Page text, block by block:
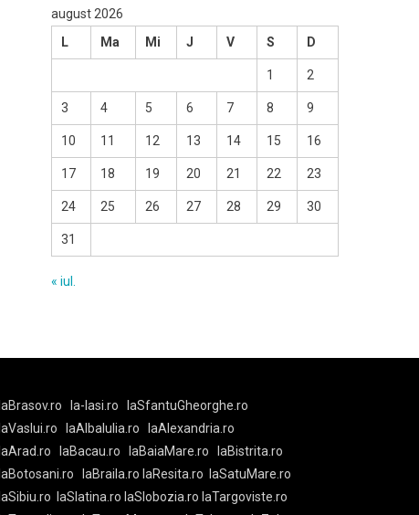
august 2026
L
Ma Mi J V S D
1 2
3 4 5 6 7 8 9
10 11 12 13 14 15 16
17 18 19 20 21 22 23
24 25 26 27 28 29 30
31
« iul.
laBrasov.ro la-Iasi.ro
laSfantuGheorghe.ro
laVaslui.ro
laAlbaIulia.ro
laAlexandria.ro
laArad.ro
laBacau.ro laBaiaMare.ro
laBistrita.ro
laBotosani.ro
laBraila.ro laResita.ro
laSatuMare.ro
laSibiu.ro
laSlatina.ro laSlobozia.ro laTargoviste.ro